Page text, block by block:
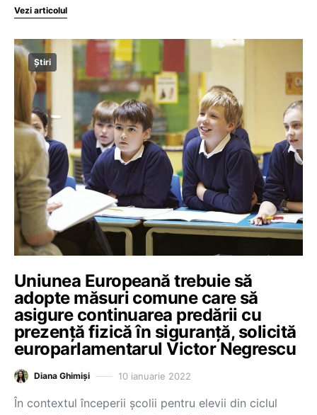
Vezi articolul
Știri
Uniunea Europeană trebuie să
adopte măsuri comune care să
asigure continuarea predării cu
prezență fizică în siguranță, solicită
europarlamentarul Victor Negrescu
Diana Ghimiși 10 ianuarie 2022
În contextul începerii școlii pentru elevii din ciclul